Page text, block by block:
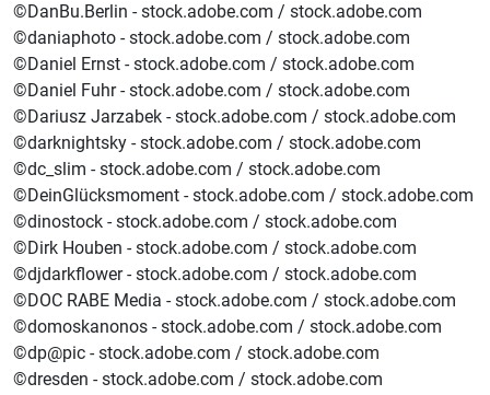
©DanBu.Berlin - stock.adobe.com / stock.adobe.com
©daniaphoto - stock.adobe.com / stock.adobe.com
©Daniel Ernst - stock.adobe.com / stock.adobe.com
©Daniel Fuhr - stock.adobe.com / stock.adobe.com
©Dariusz Jarzabek - stock.adobe.com / stock.adobe.com
©darknightsky - stock.adobe.com / stock.adobe.com
©dc_slim - stock.adobe.com / stock.adobe.com
©DeinGlücksmoment - stock.adobe.com / stock.adobe.com
©dinostock - stock.adobe.com / stock.adobe.com
©Dirk Houben - stock.adobe.com / stock.adobe.com
©djdarkflower - stock.adobe.com / stock.adobe.com
©DOC RABE Media - stock.adobe.com / stock.adobe.com
©domoskanonos - stock.adobe.com / stock.adobe.com
©dp@pic - stock.adobe.com / stock.adobe.com
©dresden - stock.adobe.com / stock.adobe.com